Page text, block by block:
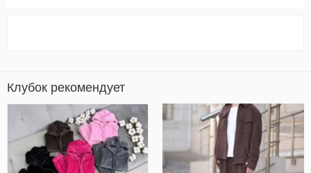
Клубок рекомендует